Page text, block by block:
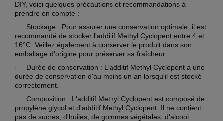
DIY, voici quelques précautions et recommandations à
prendre en compte :
·
Stockage : Pour assurer une conservation optimale, il est
recommandé de stocker l'additif Methyl Cyclopent entre 4 et
16°C. Veillez également à conserver le produit dans son
emballage d'origine pour préserver sa fraîcheur.
·
Durée de conservation : L'additif Methyl Cyclopent a une
durée de conservation d'au moins un an lorsqu'il est stocké
correctement.
·
Composition : L'additif Methyl Cyclopent est composé de
propylène glycol et d'additif Methyl Cyclopent. Il ne contient
pas de sucres, d'huiles, de gommes végétales, d'alcool